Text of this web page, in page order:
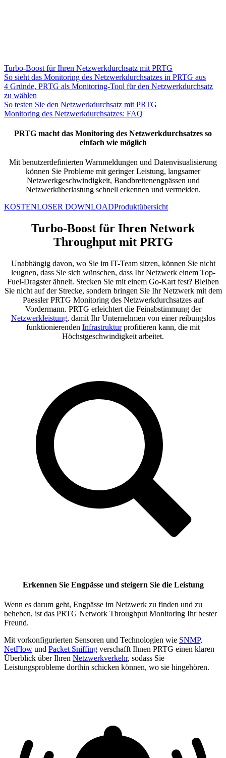
Turbo-Boost für Ihren Netzwerkdurchsatz mit PRTG
So sieht das Monitoring des Netzwerkdurchsatzes in PRTG aus
4 Gründe, PRTG als Monitoring-Tool für den Netzwerkdurchsatz
zu wählen
So testen Sie den Netzwerkdurchsatz mit PRTG
Monitoring des Netzwerkdurchsatzes: FAQ
PRTG macht das Monitoring des Netzwerkdurchsatzes so
einfach wie möglich
Mit benutzerdefinierten Warnmeldungen und Datenvisualisierung
können Sie Probleme mit geringer Leistung, langsamer
Netzwerkgeschwindigkeit, Bandbreitenengpässen und
Netzwerküberlastung schnell erkennen und vermeiden.
KOSTENLOSER DOWNLOADProduktübersicht
Turbo-Boost für Ihren Network
Throughput mit PRTG
Unabhängig davon, wo Sie im IT-Team sitzen, können Sie nicht
leugnen, dass Sie sich wünschen, dass Ihr Netzwerk einem Top-
Fuel-Dragster ähnelt. Stecken Sie mit einem Go-Kart fest? Bleiben
Sie nicht auf der Strecke, sondern bringen Sie Ihr Netzwerk mit dem
Paessler PRTG Monitoring des Netzwerkdurchsatzes auf
Vordermann. PRTG erleichtert die Feinabstimmung der
Netzwerkleistung, damit Ihr Unternehmen von einer reibungslos
funktionierenden Infrastrukturprofitieren kann, die mit
Höchstgeschwindigkeit arbeitet.
Erkennen Sie Engpässe und steigern Sie die Leistung
Wenn es darum geht, Engpässe im Netzwerk zu finden und zu
beheben, ist das PRTG Network Throughput Monitoring Ihr bester
Freund.
Mit vorkonfigurierten Sensoren und Technologien wie SNMP,
NetFlow und Packet Sniffing verschafft Ihnen PRTG einen klaren
Überblick über Ihren Netzwerkverkehr, sodass Sie
Leistungsprobleme dorthin schicken können, wo sie hingehören.